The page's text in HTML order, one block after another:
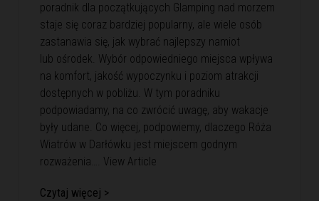
poradnik dla początkujących Glamping nad morzem
staje się coraz bardziej popularny, ale wiele osób
zastanawia się, jak wybrać najlepszy namiot
lub ośrodek. Wybór odpowiedniego miejsca wpływa
na komfort, jakość wypoczynku i poziom atrakcji
dostępnych w pobliżu. W tym poradniku
podpowiadamy, na co zwrócić uwagę, aby wakacje
były udane. Co więcej, podpowiemy, dlaczego Róża
Wiatrów w Darłówku jest miejscem godnym
rozważenia…. View Article
Czytaj więcej >